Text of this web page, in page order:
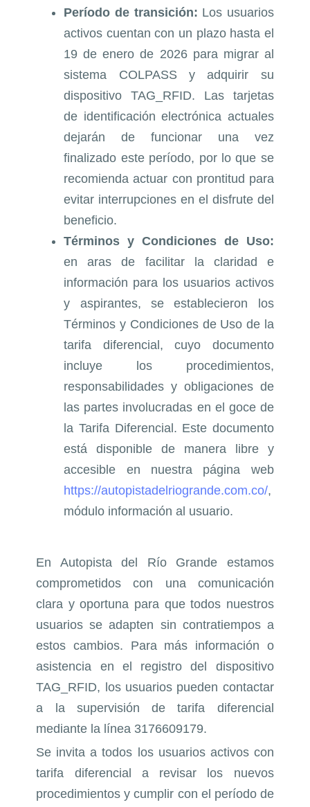
Período de transición: Los usuarios
activos cuentan con un plazo hasta el
19 de enero de 2026 para migrar al
sistema COLPASS y adquirir su
dispositivo TAG_RFID. Las tarjetas
de identificación electrónica actuales
dejarán de funcionar una vez
finalizado este período, por lo que se
recomienda actuar con prontitud para
evitar interrupciones en el disfrute del
beneficio.
Términos y Condiciones de Uso:
en aras de facilitar la claridad e
información para los usuarios activos
y aspirantes, se establecieron los
Términos y Condiciones de Uso de la
tarifa diferencial, cuyo documento
incluye los procedimientos,
responsabilidades y obligaciones de
las partes involucradas en el goce de
la Tarifa Diferencial. Este documento
está disponible de manera libre y
accesible en nuestra página web
https://autopistadelriogrande.com.co/,
módulo información al usuario.
En Autopista del Río Grande estamos
comprometidos con una comunicación
clara y oportuna para que todos nuestros
usuarios se adapten sin contratiempos a
estos cambios. Para más información o
asistencia en el registro del dispositivo
TAG_RFID, los usuarios pueden contactar
a la supervisión de tarifa diferencial
mediante la línea 3176609179.
Se invita a todos los usuarios activos con
tarifa diferencial a revisar los nuevos
procedimientos y cumplir con el período de